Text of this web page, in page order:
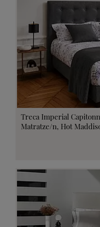
Treca Imperial
Matratze/n, Hot